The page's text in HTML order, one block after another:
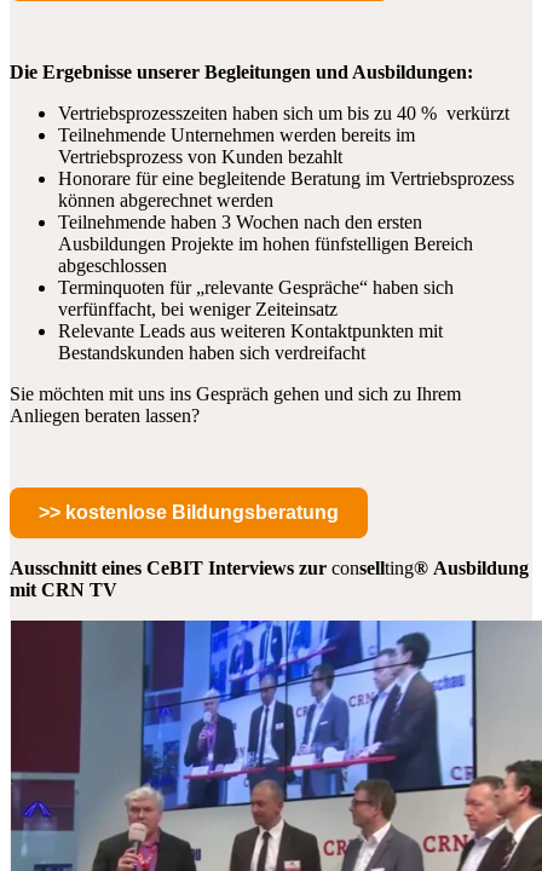
Die Ergebnisse unserer Begleitungen und Ausbildungen:
Vertriebsprozesszeiten haben sich um bis zu 40 % verkürzt
Teilnehmende Unternehmen werden bereits im
Vertriebsprozess von Kunden bezahlt
Honorare für eine begleitende Beratung im Vertriebsprozess
können abgerechnet werden
Teilnehmende haben 3 Wochen nach den ersten
Ausbildungen Projekte im hohen fünfstelligen Bereich
abgeschlossen
Terminquoten für „relevante Gespräche“ haben sich
verfünffacht, bei weniger Zeiteinsatz
Relevante Leads aus weiteren Kontaktpunkten mit
Bestandskunden haben sich verdreifacht
Sie möchten mit uns ins Gespräch gehen und sich zu Ihrem
Anliegen beraten lassen?
>> kostenlose Bildungsberatung
Ausschnitt eines CeBIT Interviews zur consellting® Ausbildung
mit CRN TV